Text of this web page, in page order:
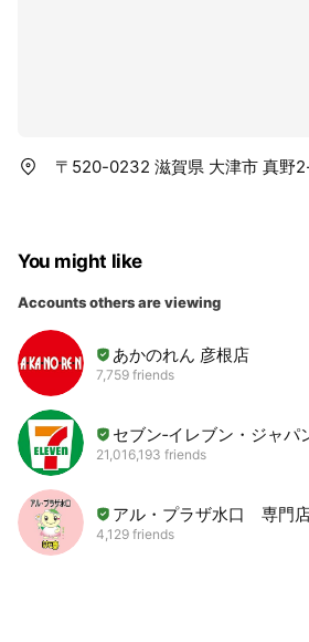
〒520-0232 滋賀県 大津市 真野
You might like
Accounts others are viewing
あかのれん 彦根店
7,759 friends
セブン‐イレブン・ジャパ
21,016,193 friends
アル・プラザ水口 専門
4,129 friends